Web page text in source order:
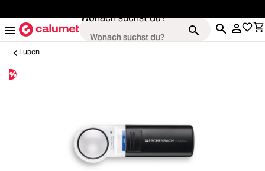
Wonach suchst du?
Objektive
Video & Drohnen
Lupen
%